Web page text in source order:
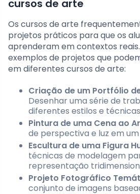
cursos de arte
Os cursos de arte
projetos práticos para que os
aprenderam em contextos
exemplos de projetos que
em diferentes cursos de arte:
Criação de um Portfólio
Desenhar uma série de
diferentes estilos e
Pintura de uma Cena ao
de perspectiva e luz em
Escultura de uma Figura
técnicas de modelagem
representação
Projeto Fotográfico
conjunto de imagens